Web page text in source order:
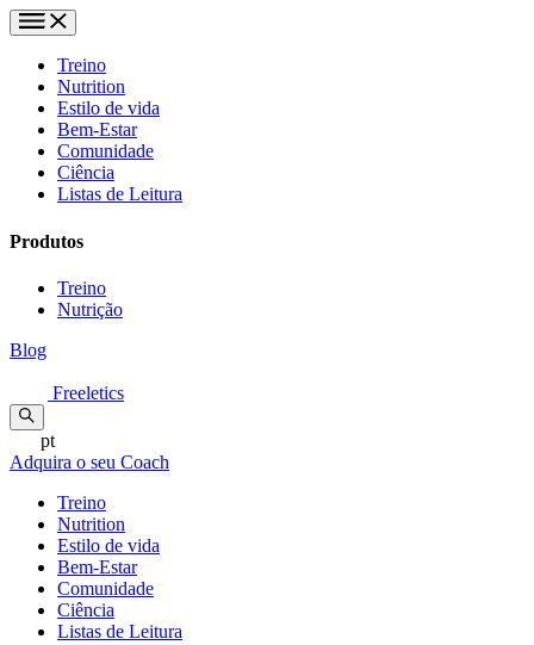
Treino
Nutrition
Estilo de vida
Bem-Estar
Comunidade
Ciência
Listas de Leitura
Produtos
Treino
Nutrição
Blog
Freeletics
pt
Adquira o seu Coach
Treino
Nutrition
Estilo de vida
Bem-Estar
Comunidade
Ciência
Listas de Leitura